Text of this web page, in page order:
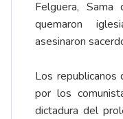
Felguera,
quemaron
asesinaron
Los republicanos
por los
dictadura del